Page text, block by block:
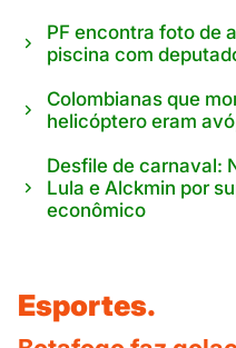
PF encontra foto de
piscina com
Colombianas que
helicóptero eram
Desfile de carnaval:
Lula e Alckmin por
econômico
Esportes.